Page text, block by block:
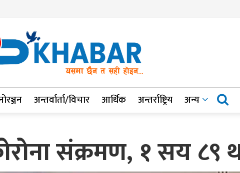
अन्तर्वार्ता/विचार आर्थिक अन्तर्राष्ट्रिय अन्य
संक्रमण, १ सय ८९